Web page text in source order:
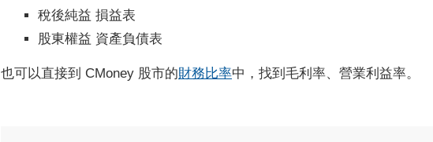
稅後純益 損益表
股東權益 資產負債表
也可以直接到 CMoney 股市的財務比率中，找到毛利率、營業利益率。